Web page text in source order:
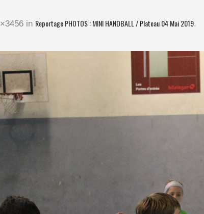
in Reportage PHOTOS : MINI HANDBALL / Plateau 04 Mai 2019.